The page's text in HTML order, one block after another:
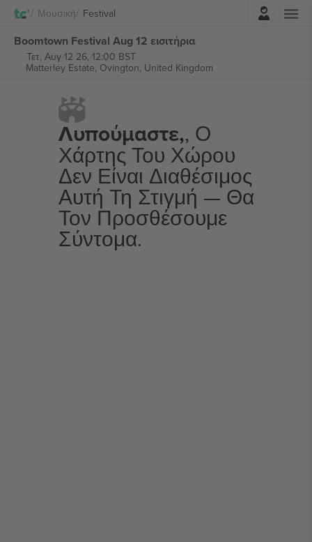
Μουσική Festival
Boomtown Festival Aug 12 εισιτήρια
Τετ, Αυγ 12 26, 12:00 BST
Matterley Estate, Ovington, United Kingdom
Λυπούμαστε,, Ο
Χάρτης Του Χώρου
Δεν Είναι Διαθέσιμος
Αυτή Τη Στιγμή — Θα
Τον Προσθέσουμε
Σύντομα.